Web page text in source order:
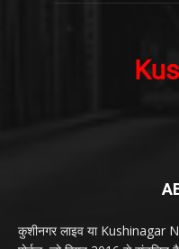
कुशीनगर लाइव या Kushinagar